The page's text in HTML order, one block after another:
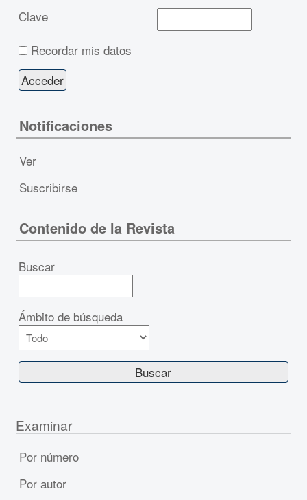
Clave
Recordar mis datos
Notificaciones
Ver
Suscribirse
Contenido de la Revista
Buscar
Ámbito de búsqueda
Examinar
Por número
Por autor